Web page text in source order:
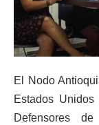
El Nodo
Estados
Defensores